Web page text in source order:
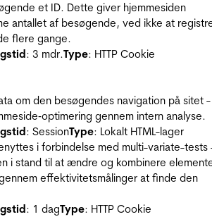
et ID. Dette giver hjemmesiden
antallet af besøgende, ved ikke at
flere gange.
: 3 mdr.Type: HTTP Cookie
om den besøgendes navigation på sitet -
gennem intern analyse.
: SessionType: Lokalt HTML-lager
i forbindelse med multi-variate-tests
i stand til at ændre og kombinere
effektivitetsmålinger at finde den
: 1 dagType: HTTP Cookie